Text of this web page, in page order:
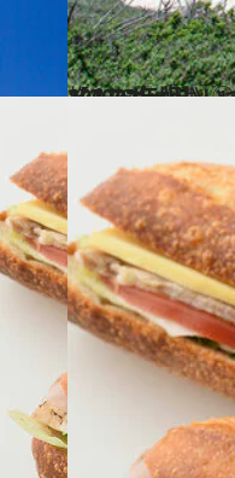
2022.8.5
【2022年版】いつか行きたい！ 日本の夏の絶景 東日本篇まとめ《全126スポット》①
旅＆お出かけ